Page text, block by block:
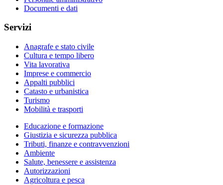
Documenti e dati
Servizi
Anagrafe e stato civile
Cultura e tempo libero
Vita lavorativa
Imprese e commercio
Appalti pubblici
Catasto e urbanistica
Turismo
Mobilità e trasporti
Educazione e formazione
Giustizia e sicurezza pubblica
Tributi, finanze e contravvenzioni
Ambiente
Salute, benessere e assistenza
Autorizzazioni
Agricoltura e pesca